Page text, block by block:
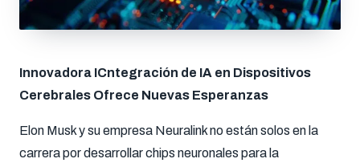
Innovadora ICntegración de IA en Dispositivos
Cerebrales Ofrece Nuevas Esperanzas
Elon Musk y su empresa Neuralink no están solos en la
carrera por desarrollar chips neuronales para la